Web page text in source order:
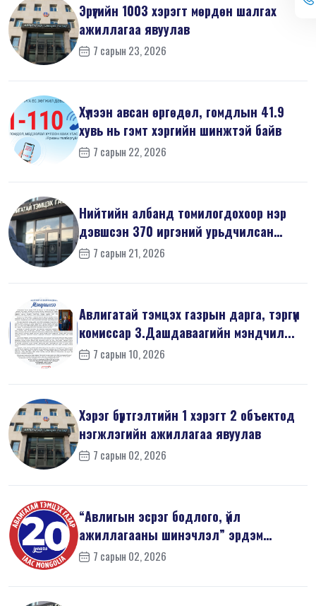
Эрүүгийн 1003 хэрэгт мөрдөн шалгах
ажиллагаа явуулав
7 сарын 23, 2026
Хүлээн авсан өргөдөл, гомдлын 41.9
хувь нь гэмт хэргийн шинжтэй байв
7 сарын 22, 2026
Нийтийн албанд томилогдохоор нэр
дэвшсэн 370 иргэний урьдчилсан
мэдүүл...
7 сарын 21, 2026
Авлигатай тэмцэх газрын дарга, тэргүүн
комиссар З.Дашдаваагийн мэндчил...
7 сарын 10, 2026
Хэрэг бүртгэлтийн 1 хэрэгт 2 объектод
нэгжлэгийн ажиллагаа явуулав
7 сарын 02, 2026
“Авлигын эсрэг бодлого, үйл
ажиллагааны шинэчлэл” эрдэм
шинжилгээний б...
7 сарын 02, 2026